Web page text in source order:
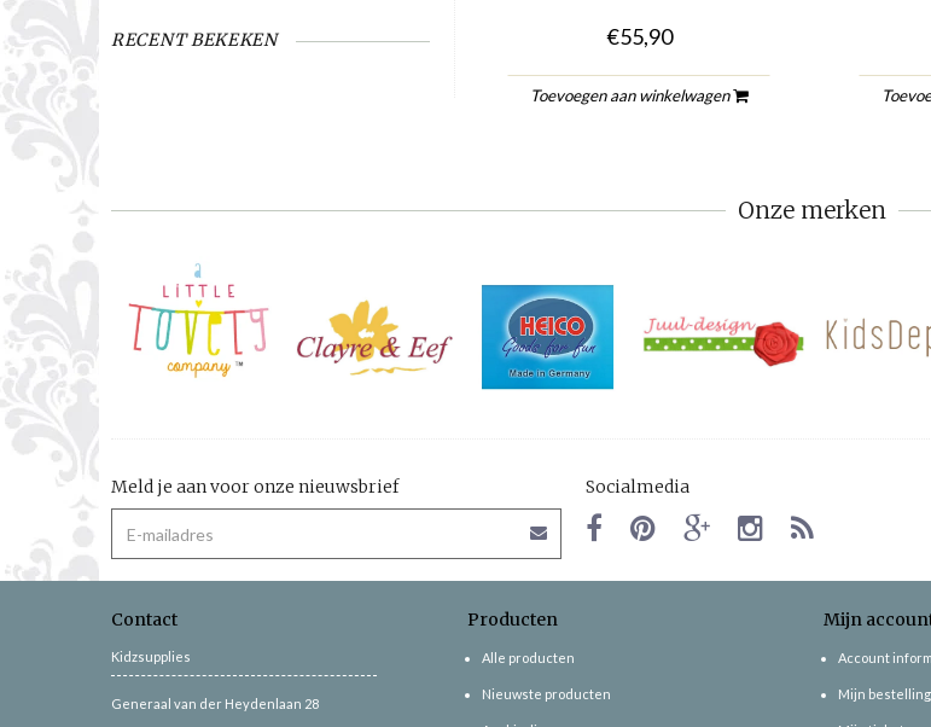
RECENT BEKEKEN €55,90
Toevoegen aan winkelwagen
Onze merken
Meld je aan voor onze nieuwsbrief Socialmedia
Contact
Kidzsupplies
Generaal van der Heydenlaan 28
Producten
Alle producten
Nieuwste producten
Mijn
Account
Mijn